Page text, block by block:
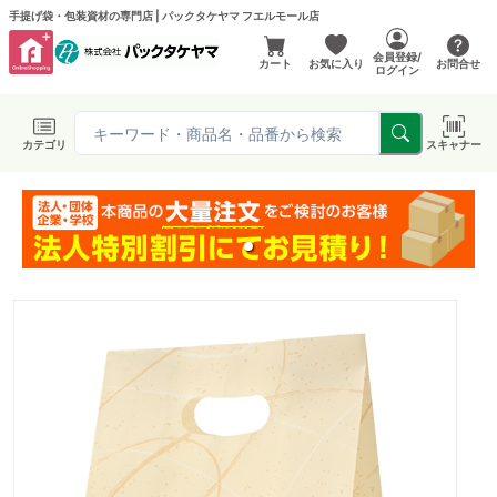
手提げ袋・包装資材の専門店 | パックタケヤマ フエルモール店
カート お気に入り
会員登録/
ログイン
お問合せ
カテゴリ スキャナー